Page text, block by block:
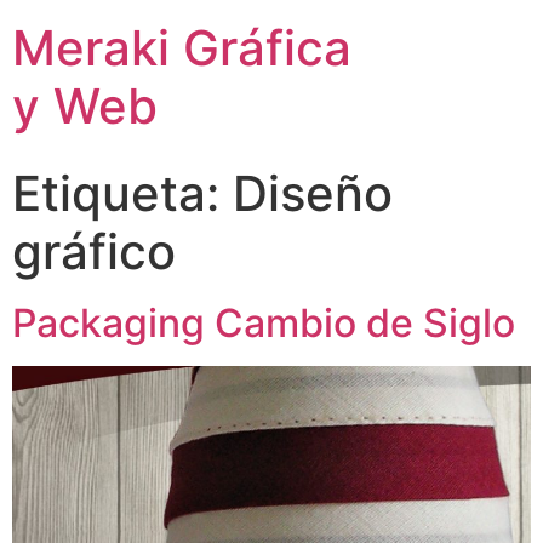
Meraki Gráfica
y Web
Etiqueta: Diseño
gráfico
Packaging Cambio de Siglo